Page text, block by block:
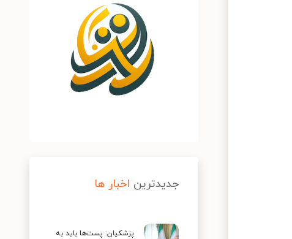
جدیدترین اخبار ها
پزشکیان: پست‌ها باید به